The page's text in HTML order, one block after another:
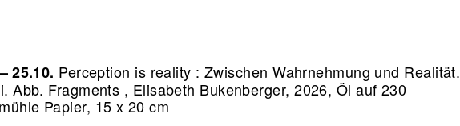
25.10. Perception is reality : Zwischen Wahrnehmung und Realität.
Abb. Fragments , Elisabeth Bukenberger, 2026, Öl auf 230
Papier, 15 x 20 cm